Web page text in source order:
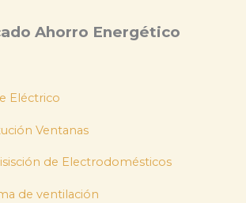
Ahorro Energético
Eléctrico
Ventanas
de Electrodomésticos
de ventilación